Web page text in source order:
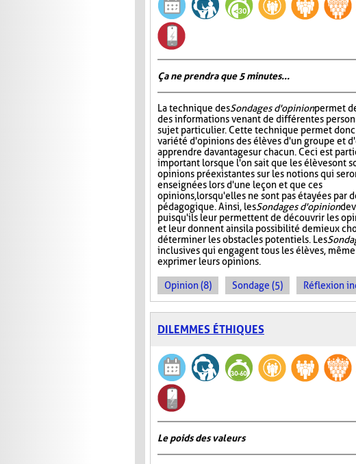
Ça ne prendra que 5 minutes...
La technique desSondages d'opinionpermet
des informations venant de différentes
sujet particulier. Cette technique permet
variété d'opinions des élèves d'un groupe et
apprendre davantage sur chacun. Ceci est
important lorsque l'on sait que les élèves ont
opinions préexistantes sur les notions qui
enseignées lors d'une leçon et que ces
opinions, lorsqu'elles ne sont pas étayées par
pédagogique. Ainsi, lesSondages d'opinion
puisqu'ils leur permettent de découvrir les
et leur donnent ainsi la possibilité de mieux
déterminer les obstacles potentiels. Les
inclusives qui engagent tous les élèves,
exprimer leurs opinions.
Opinion (8) Sondage (5) Réflexion
DILEMMES ÉTHIQUES
Le poids des valeurs